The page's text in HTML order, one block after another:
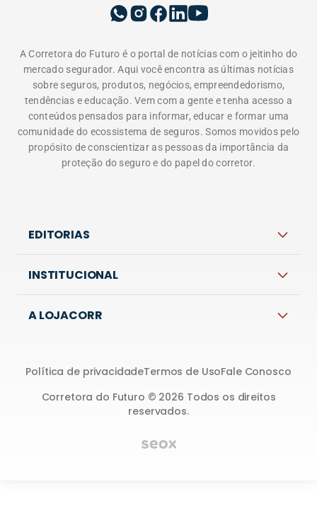
A Corretora do Futuro é o portal de notícias com o jeitinho do
mercado segurador. Aqui você encontra as últimas notícias
sobre seguros, produtos, negócios, empreendedorismo,
tendências e educação. Vem com a gente e tenha acesso a
conteúdos pensados para informar, educar e formar uma
comunidade do ecossistema de seguros. Somos movidos pelo
propósito de conscientizar as pessoas da importância da
proteção do seguro e do papel do corretor.
EDITORIAS
INSTITUCIONAL
A LOJACORR
Corretora do Futuro © 2026 Todos os direitos
reservados.
Política de privacidadeTermos de UsoFale Conosco